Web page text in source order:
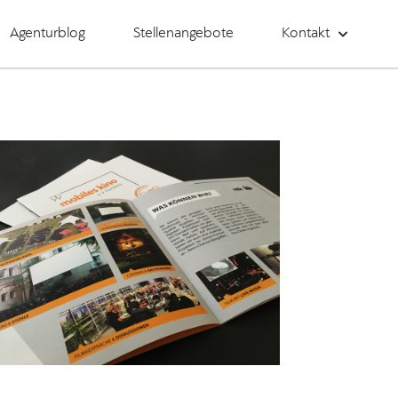
Agenturblog Stellenangebote Kontakt